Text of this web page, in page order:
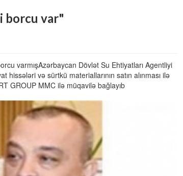
borcu var"
varmışAzərbaycan Dövlət Su Ehtiyatları Agentliyi
və sürtkü materiallarının satın alınması ilə
GROUP MMC ilə müqavilə bağlayıb